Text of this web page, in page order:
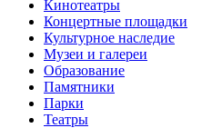
Кинотеатры
Концертные площадки
Культурное наследие
Музеи и галереи
Образование
Памятники
Парки
Театры